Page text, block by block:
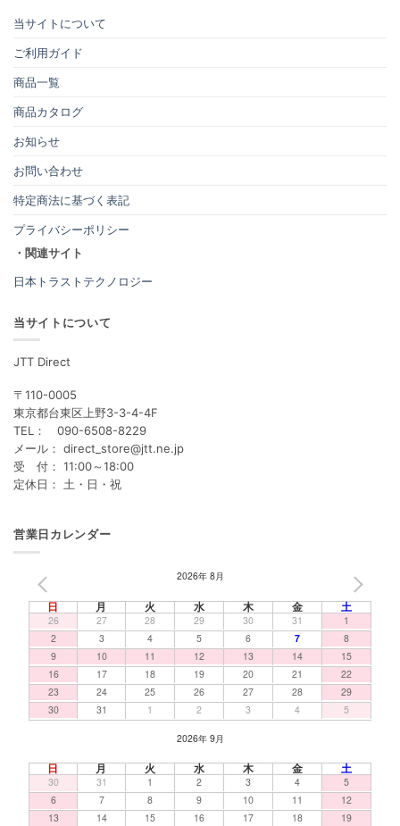
当サイトについて
ご利用ガイド
商品一覧
商品カタログ
お知らせ
お問い合わせ
特定商法に基づく表記
プライバシーポリシー
・関連サイト
日本トラストテクノロジー
当サイトについて
JTT Direct
〒110-0005
東京都台東区上野3-3-4-4F
TEL： 090-6508-8229
メール： direct_store@jtt.ne.jp
受 付： 11:00～18:00
定休日： 土・日・祝
営業日カレンダー
2026年 8月
日 月 火 水 木 金 土
26 27 28 29 30 31
1
2
3 4 5 6 7
8
9
10 11 12 13 14
15
16
17 18 19 20 21
22
23
24 25 26 27 28
29
30
31 1 2 3 4 5
2026年 9月
日 月 火 水 木 金 土
30 31 1 2 3 4
5
6
7 8 9 10 11
12
13
14 15 16 17 18 19